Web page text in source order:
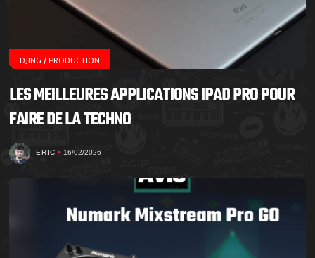
DJING / PRODUCTION
LES MEILLEURES APPLICATIONS IPAD PRO POUR
FAIRE DE LA TECHNO
ERIC 16/02/2026